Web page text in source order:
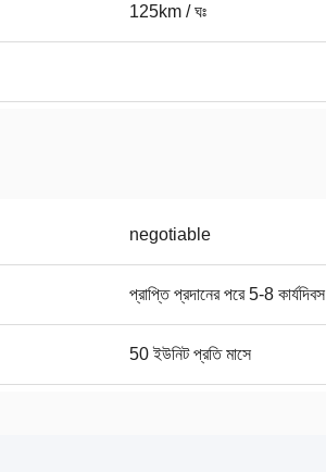
125km / ঘঃ
negotiable
প্রাপ্তি প্রদানের পরে 5-8 কার্যদিবস
50 ইউনিট প্রতি মাসে